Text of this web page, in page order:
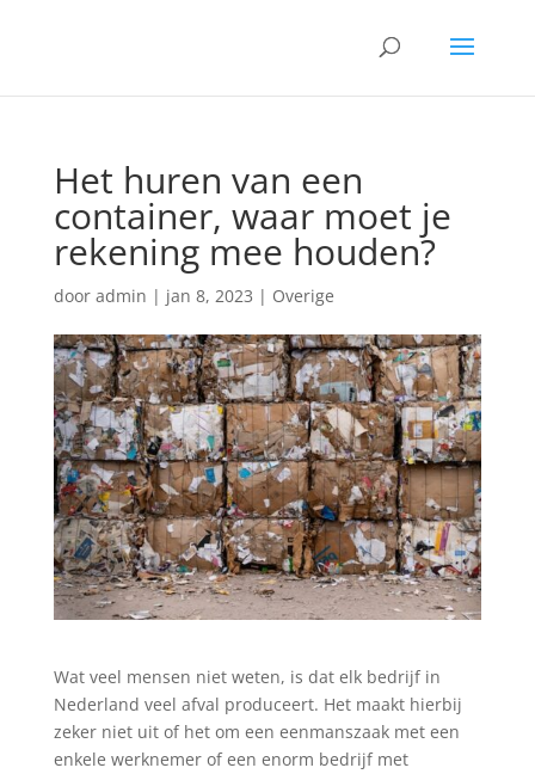
Het huren van een
container, waar moet je
rekening mee houden?
door admin | jan 8, 2023 | Overige
Wat veel mensen niet weten, is dat elk bedrijf in
Nederland veel afval produceert. Het maakt hierbij
zeker niet uit of het om een eenmanszaak met een
enkele werknemer of een enorm bedrijf met